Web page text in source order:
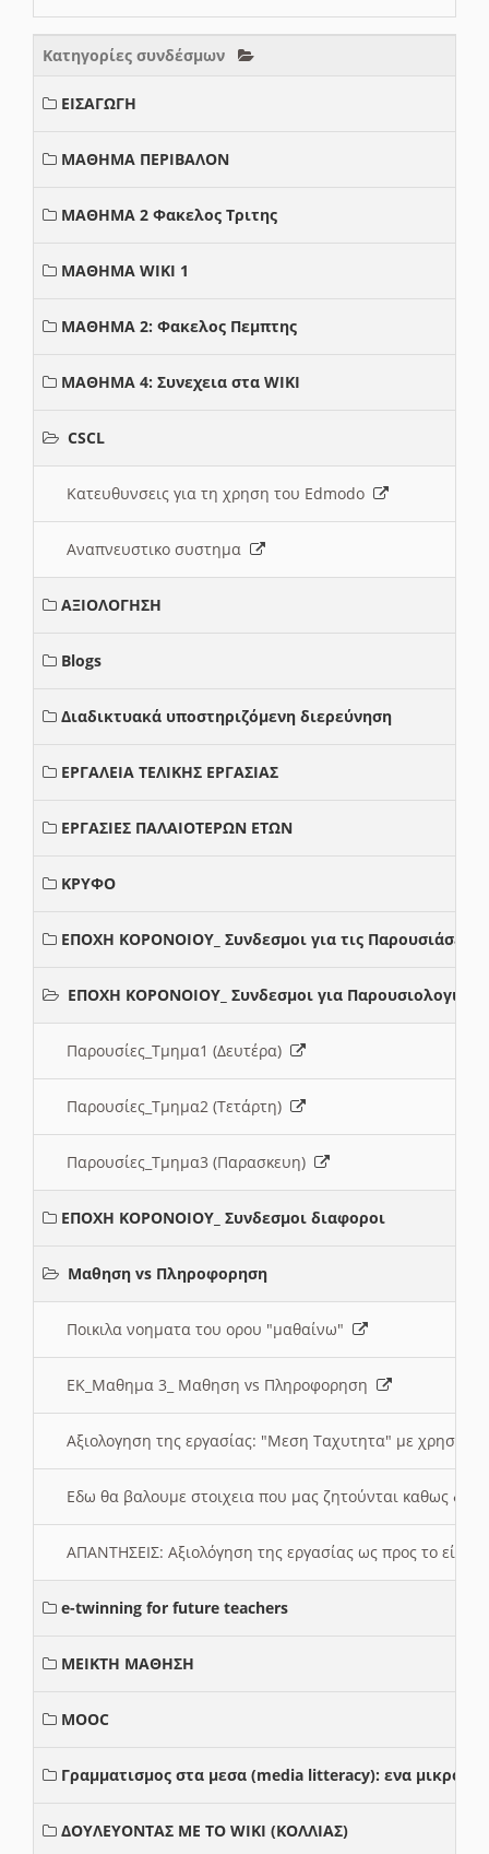
Κατηγορίες συνδέσμων
ΕΙΣΑΓΩΓΗ
ΜΑΘΗΜΑ ΠΕΡΙΒΑΛΟΝ
ΜΑΘΗΜΑ 2 Φακελος Τριτης
ΜΑΘΗΜΑ WIKI 1
ΜΑΘΗΜΑ 2: Φακελος Πεμπτης
ΜΑΘΗΜΑ 4: Συνεχεια στα WIKI
CSCL
Κατευθυνσεις για τη χρηση του Edmodo
Αναπνευστικο συστημα
ΑΞΙΟΛΟΓΗΣΗ
Blogs
Διαδικτυακά υποστηριζόμενη διερεύνηση
ΕΡΓΑΛΕΙΑ ΤΕΛΙΚΗΣ ΕΡΓΑΣΙΑΣ
ΕΡΓΑΣΙΕΣ ΠΑΛΑΙΟΤΕΡΩΝ ΕΤΩΝ
ΚΡΥΦΟ
ΕΠΟΧΗ ΚΟΡΟΝΟΙΟΥ_ Συνδεσμοι για τις Παρουσιάσεις
ΕΠΟΧΗ ΚΟΡΟΝΟΙΟΥ_ Συνδεσμοι για Παρουσιολογια
Παρουσίες_Τμημα1 (Δευτέρα)
Παρουσίες_Τμημα2 (Τετάρτη)
Παρουσίες_Τμημα3 (Παρασκευη)
ΕΠΟΧΗ ΚΟΡΟΝΟΙΟΥ_ Συνδεσμοι διαφοροι
Μαθηση vs Πληροφορηση
Ποικιλα νοηματα του ορου "μαθαίνω"
ΕΚ_Μαθημα 3_ Μαθηση vs Πληροφορηση
Αξιολογηση της εργασίας: "Μεση Ταχυτητα" με χρηση
Εδω θα βαλουμε στοιχεια που μας ζητούνται καθως
ΑΠΑΝΤΗΣΕΙΣ: Αξιολόγηση της εργασίας ως προς το
e-twinning for future teachers
ΜΕΙΚΤΗ ΜΑΘΗΣΗ
MOOC
Γραμματισμος στα μεσα (media litteracy): ενα μικρο
ΔΟΥΛΕΥΟΝΤΑΣ ΜΕ ΤΟ WIKI (ΚΟΛΛΙΑΣ)